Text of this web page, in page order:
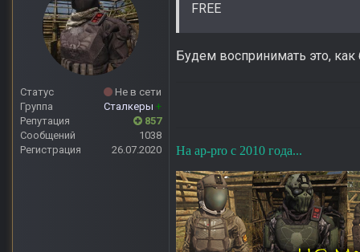
Статус
Не в сети
Группа
Сталкеры +
Репутация
857
Сообщений
1038
Регистрация
26.07.2020
FREE
Будем воспринимать это, как
На ap-pro с 2010 года...